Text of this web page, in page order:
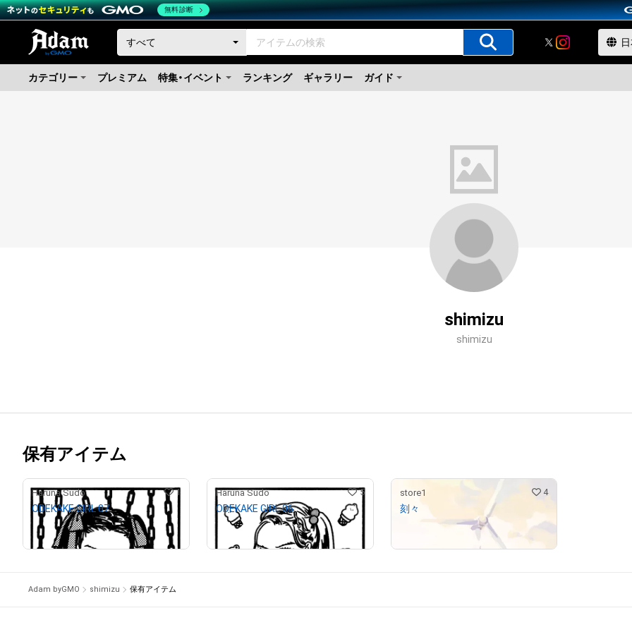
カテゴリー プレミアム 特集・イベント ランキング ギャラリー ガイド
shimizu
shimizu
保有アイテム
Haruna Sudo 1
ODEKAKE GIRL 07
¥10,000
Haruna Sudo 5
ODEKAKE GIRL 06
¥ 10,000
store1 4
刻々
100,000
Adam byGMO shimizu 保有アイテム
無料診断